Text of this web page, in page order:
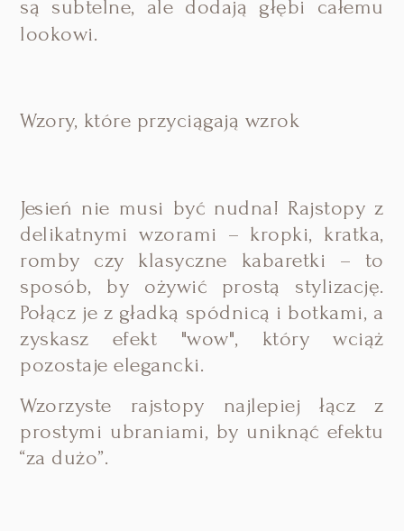
są subtelne, ale dodają głębi całemu
lookowi.
Wzory, które przyciągają wzrok
Jesień nie musi być nudna! Rajstopy z
delikatnymi wzorami – kropki, kratka,
romby czy klasyczne kabaretki – to
sposób, by ożywić prostą stylizację.
Połącz je z gładką spódnicą i botkami, a
zyskasz efekt "wow", który wciąż
pozostaje elegancki.
Wzorzyste rajstopy najlepiej łącz z
prostymi ubraniami, by uniknąć efektu
“za dużo”.